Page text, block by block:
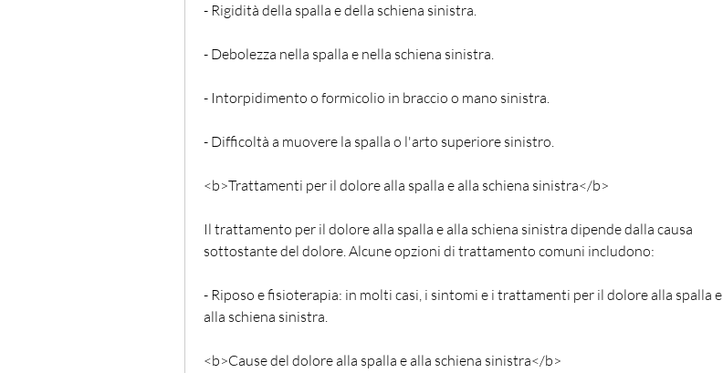
- Rigidità della spalla e della schiena sinistra.
- Debolezza nella spalla e nella schiena sinistra.
- Intorpidimento o formicolio in braccio o mano sinistra.
- Difficoltà a muovere la spalla o l'arto superiore sinistro.
<b>Trattamenti per il dolore alla spalla e alla schiena sinistra</b>
Il trattamento per il dolore alla spalla e alla schiena sinistra dipende dalla causa
sottostante del dolore. Alcune opzioni di trattamento comuni includono:
- Riposo e fisioterapia: in molti casi, i sintomi e i trattamenti per il dolore alla spalla e
alla schiena sinistra.
<b>Cause del dolore alla spalla e alla schiena sinistra</b>